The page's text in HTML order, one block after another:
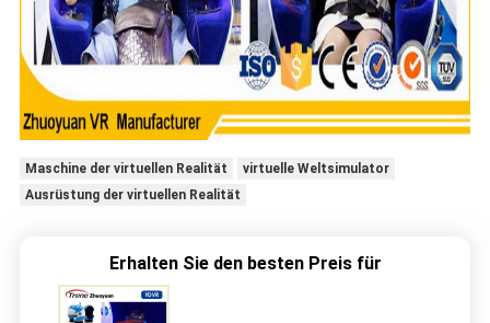
Maschine der virtuellen Realität
virtuelle Weltsimulator
Ausrüstung der virtuellen Realität
Erhalten Sie den besten Preis für